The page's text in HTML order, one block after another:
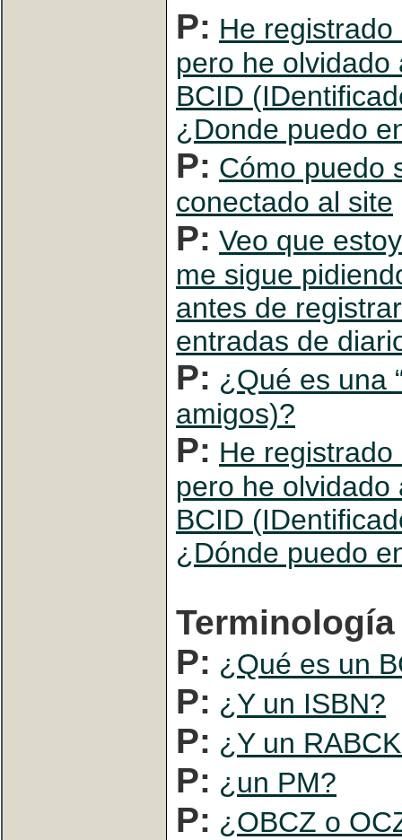
P: He
pero he
BCID
¿Donde puedo
P: Cómo puedo
conectado al site
P: Veo que
me sigue
antes de
entradas de
P: ¿Qué es una
amigos)?
P: He
pero he
BCID
¿Dónde puedo
Terminología
P: ¿Qué es un
P: ¿Y un ISBN?
P: ¿Y un
P: ¿un PM?
P: ¿OBCZ o